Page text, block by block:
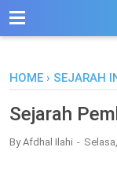
-->
HOME › SEJARAH
Sejarah
ByAfdhal Ilahi